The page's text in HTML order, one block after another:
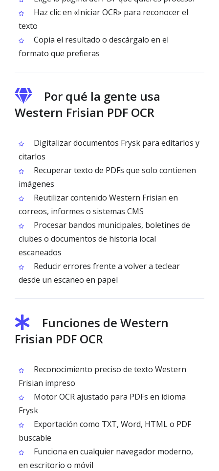
Haz clic en «Iniciar OCR» para reconocer el
texto
Copia el resultado o descárgalo en el
formato que prefieras
Por qué la gente usa
Western Frisian PDF OCR
Digitalizar documentos Frysk para editarlos y
citarlos
Recuperar texto de PDFs que solo contienen
imágenes
Reutilizar contenido Western Frisian en
correos, informes o sistemas CMS
Procesar bandos municipales, boletines de
clubes o documentos de historia local
escaneados
Reducir errores frente a volver a teclear
desde un escaneo en papel
Funciones de Western
Frisian PDF OCR
Reconocimiento preciso de texto Western
Frisian impreso
Motor OCR ajustado para PDFs en idioma
Frysk
Exportación como TXT, Word, HTML o PDF
buscable
Funciona en cualquier navegador moderno,
en escritorio o móvil